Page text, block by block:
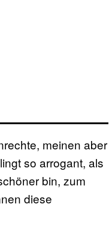
meinen aber
so arrogant, als
bin, zum
diese